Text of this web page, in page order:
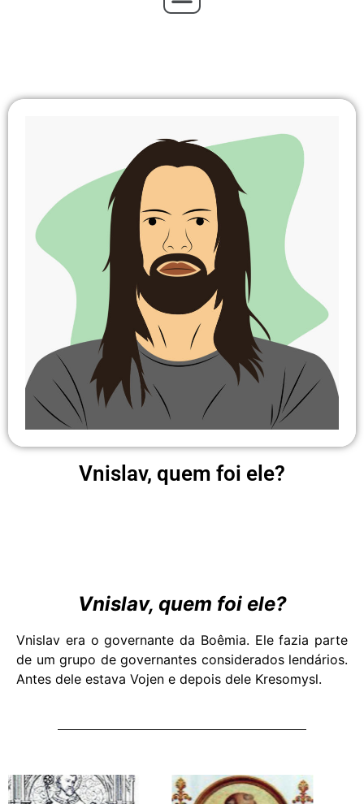
Vnislav, quem foi ele?
Vnislav, quem foi ele?
Vnislav era o governante da Boêmia. Ele fazia parte
de um grupo de governantes considerados lendários.
Antes dele estava Vojen e depois dele Kresomysl.